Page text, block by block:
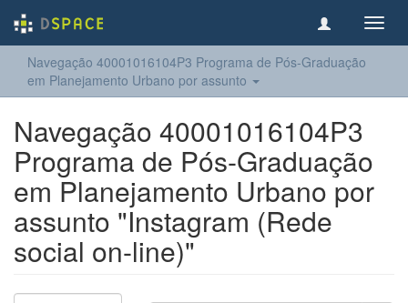
Navegação 40001016104P3 Programa de Pós-Graduação
em Planejamento Urbano por assunto
Navegação 40001016104P3
Programa de Pós-Graduação
em Planejamento Urbano por
assunto "Instagram (Rede
social on-line)"